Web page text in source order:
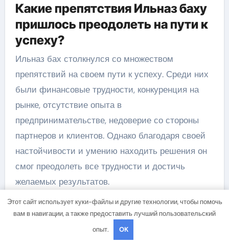
Какие препятствия Ильназ баху
пришлось преодолеть на пути к
успеху?
Ильназ бах столкнулся со множеством
препятствий на своем пути к успеху. Среди них
были финансовые трудности, конкуренция на
рынке, отсутствие опыта в
предпринимательстве, недоверие со стороны
партнеров и клиентов. Однако благодаря своей
настойчивости и умению находить решения он
смог преодолеть все трудности и достичь
желаемых результатов.
Каковы планы Ильназа баха на
будущее?
Ильназ бах планирует продолжать развивать
Этот сайт использует куки-файлы и другие технологии, чтобы помочь
вам в навигации, а также предоставить лучший пользовательский
опыт.
OK